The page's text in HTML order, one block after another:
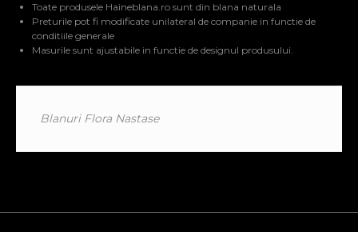
Toate produsele Haineblana.ro sunt din blana naturala
Preturile pot fi modificate unilateral de companie in functie de
conditiile generale
Masurile sunt ajustabile in functie de designul produsului.
Blanuri Flora Nastase